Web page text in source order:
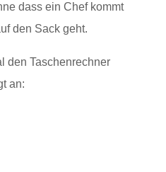
dass ein Chef kommt
den Sack geht.
den Taschenrechner
an: